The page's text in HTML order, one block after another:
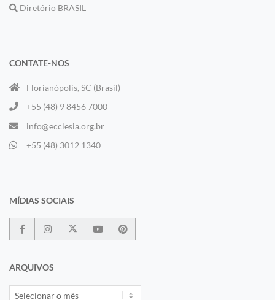
Diretório BRASIL
CONTATE-NOS
Florianópolis, SC (Brasil)
+55 (48) 9 8456 7000
info@ecclesia.org.br
+55 (48) 3012 1340
MÍDIAS SOCIAIS
ARQUIVOS